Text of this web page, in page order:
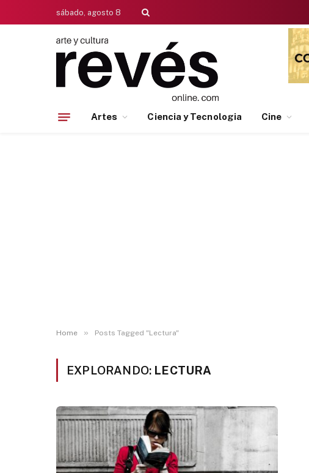
sábado, agosto 8
Artes Ciencia y Tecnologia Cine
Home » Posts Tagged "Lectura"
EXPLORANDO: LECTURA